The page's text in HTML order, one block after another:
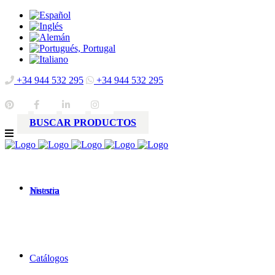
+34 944 532 295 +34 944 532 295
BUSCAR PRODUCTOS
Nuestra
historia
Catálogos